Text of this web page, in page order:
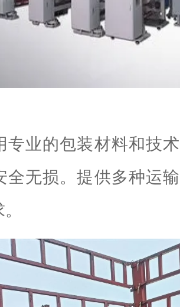
专业的包装材料和技
全无损。提供多种运